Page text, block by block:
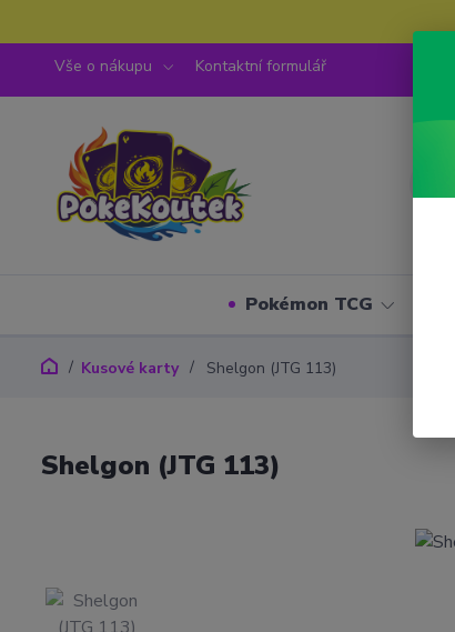
Vše o nákupu Kontaktní formulář
Pokémon TCG
Kusové karty Shelgon (JTG 113)
Shelgon (JTG 113)